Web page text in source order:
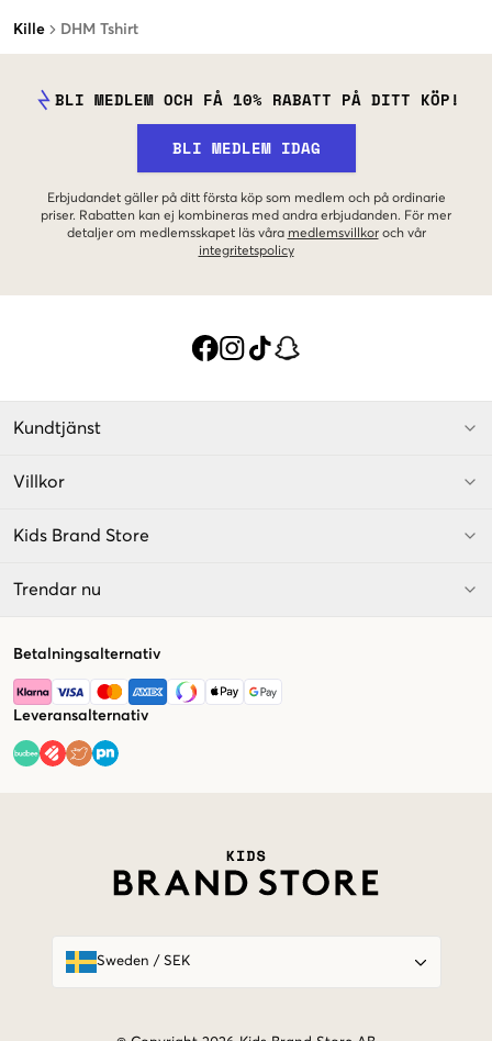
Kille DHM Tshirt
BLI MEDLEM OCH FÅ 10% RABATT PÅ DITT KÖP!
BLI MEDLEM IDAG
Erbjudandet gäller på ditt första köp som medlem och på ordinarie
priser. Rabatten kan ej kombineras med andra erbjudanden. För mer
detaljer om medlemsskapet läs våra medlemsvillkor och vår
integritetspolicy
Kundtjänst
Villkor
Kids Brand Store
Trendar nu
Betalningsalternativ
Leveransalternativ
Sweden / SEK